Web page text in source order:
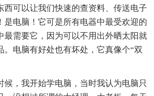
可以让我们快速的查资料、传送电子
是电脑！它可是所有电器中最受欢迎的
最需要它，因为可以不用出外晒太阳就
。电脑有好处也有坏处，它真像个“双
，我开始学电脑，当时我认为电脑只